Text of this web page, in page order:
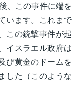
、この事件に端を
います。これまで
この銃撃事件が起
イスラエル政府は
び黄金のドームを
した（このような